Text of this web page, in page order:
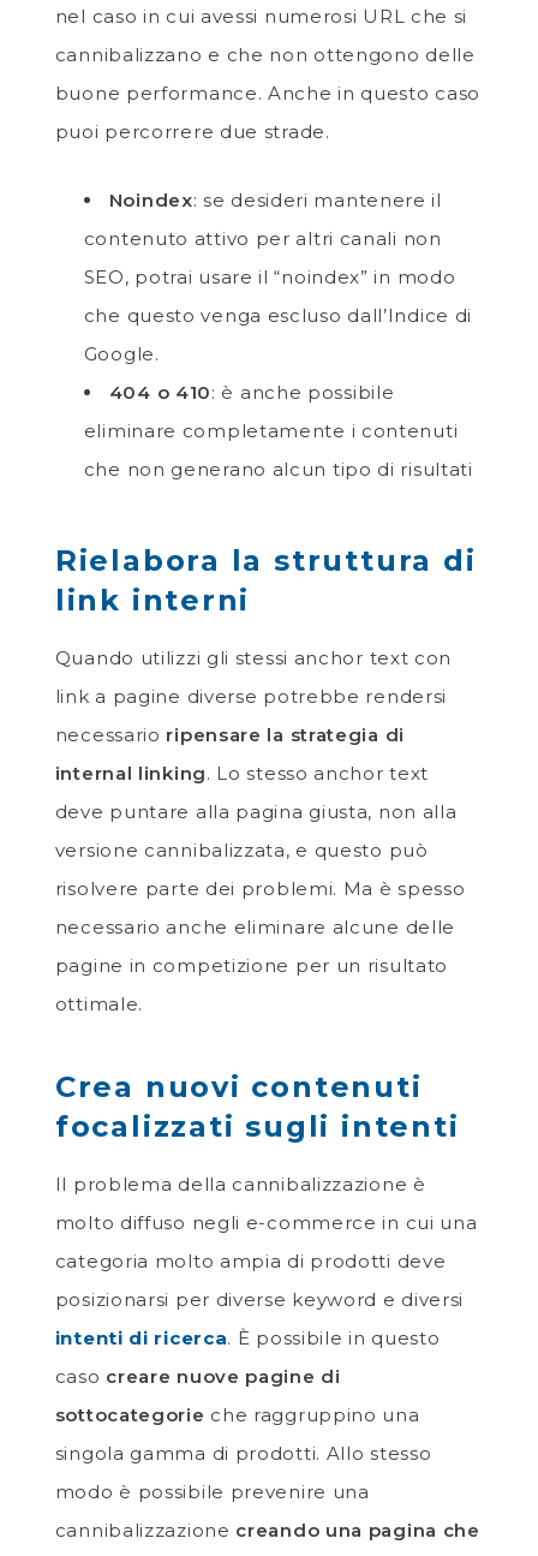
nel caso in cui avessi numerosi URL che si
cannibalizzano e che non ottengono delle
buone performance. Anche in questo caso
puoi percorrere due strade.
Noindex: se desideri mantenere il
contenuto attivo per altri canali non
SEO, potrai usare il “noindex” in modo
che questo venga escluso dall’Indice di
Google.
404 o 410: è anche possibile
eliminare completamente i contenuti
che non generano alcun tipo di risultati
Rielabora la struttura di
link interni
Quando utilizzi gli stessi anchor text con
link a pagine diverse potrebbe rendersi
necessario ripensare la strategia di
internal linking. Lo stesso anchor text
deve puntare alla pagina giusta, non alla
versione cannibalizzata, e questo può
risolvere parte dei problemi. Ma è spesso
necessario anche eliminare alcune delle
pagine in competizione per un risultato
ottimale.
Crea nuovi contenuti
focalizzati sugli intenti
Il problema della cannibalizzazione è
molto diffuso negli e-commerce in cui una
categoria molto ampia di prodotti deve
posizionarsi per diverse keyword e diversi
intenti di ricerca. È possibile in questo
caso creare nuove pagine di
sottocategorie che raggruppino una
singola gamma di prodotti. Allo stesso
modo è possibile prevenire una
cannibalizzazione creando una pagina che